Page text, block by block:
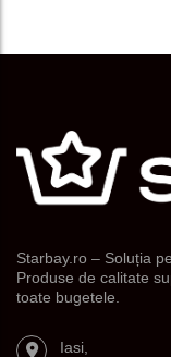
Starbay.ro – Soluția
Produse de calitate
toate bugetele.
Iasi,